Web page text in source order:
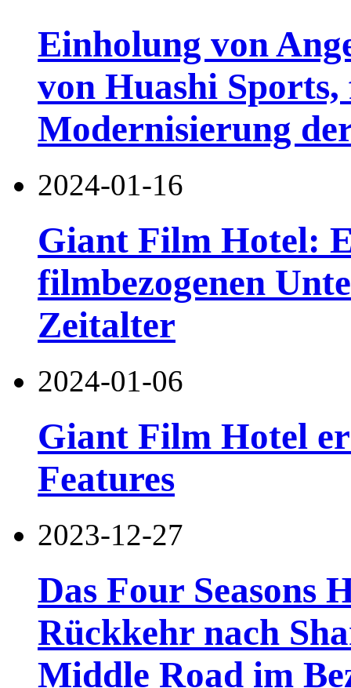
Einholung von
von Huashi
Modernisierung
2024-01-16
Giant Film Hotel:
filmbezogenen
Zeitalter
2024-01-06
Giant Film Hotel
Features
2023-12-27
Das Four Seasons
Rückkehr nach
Middle Road im